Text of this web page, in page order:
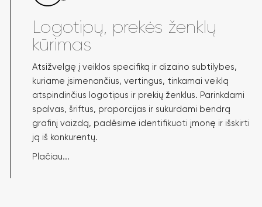
Logotipų, prekės ženklų
kūrimas
Atsižvelgę į veiklos specifiką ir dizaino subtilybes,
kuriame įsimenančius, vertingus, tinkamai veiklą
atspindinčius logotipus ir prekių ženklus. Parinkdami
spalvas, šriftus, proporcijas ir sukurdami bendrą
grafinį vaizdą, padėsime identifikuoti įmonę ir išskirti
ją iš konkurentų.
Plačiau...